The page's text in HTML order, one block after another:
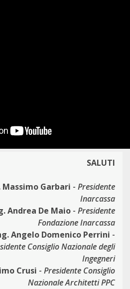
SALUTI
Massimo Garbari - Presidente
Inarcassa
Andrea De Maio - Presidente
Fondazione Inarcassa
Angelo Domenico Perrini -
Consiglio Nazionale degli
Ingegneri
Crusi - Presidente Consiglio
Nazionale Architetti PPC